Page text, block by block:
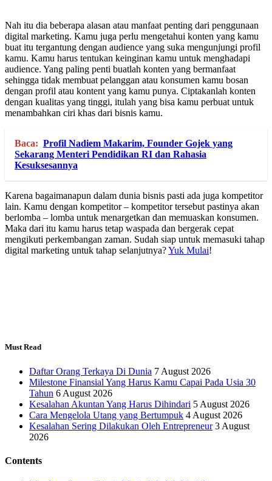
Nah itu dia beberapa alasan atau manfaat penting dari penggunaan
digital marketing. Kamu juga perlu mengetahui konten yang kamu
buat itu tergantung dengan audience yang suka mengunjungi profil
kamu. Kamu harus tentukan keinginan kamu untuk menghadapi
audience. Yang paling penti buatlah konten yang bermanfaat
sehingga tidak membuat pelanggan atau konsumen kamu bosan
dengan profil atau kontent yang kamu punya. Ciptakanlah konten
dengan kualitas yang tinggi, itulah yang bisa kamu perbuat untuk
menambahkan ciri khas dari bisnis kamu.
Baca: Profil Nadiem Makarim, Founder Gojek yang
Sekarang Menteri Pendidikan RI dan Rahasia
Kesuksesannya
Karena bagaimanapun dalam dunia bisnis pasti ada juga kompetitor
lain. Kamu dengan kompetitor – kompetitor tersebut pastinya akan
berlomba – lomba untuk menargetkan dan memuaskan konsumen.
Maka dari itu kamu harus tetap waspada dan bergerak cepat
mengikuti perkembangan zaman. Sudah siap untuk memasuki tahap
digital marketing untuk tahap selanjutnya?Yuk Mulai!
Must Read
Daftar Orang Terkaya Di Dunia 7 August 2026
Milestone Finansial Yang Harus Kamu Capai Pada Usia 30
Tahun 6 August 2026
Kesalahan Akuntan Yang Harus Dihindari 5 August 2026
Cara Mengelola Utang yang Bertumpuk 4 August 2026
Kesalahan Sering Dilakukan Oleh Entrepreneur 3 August
2026
Contents